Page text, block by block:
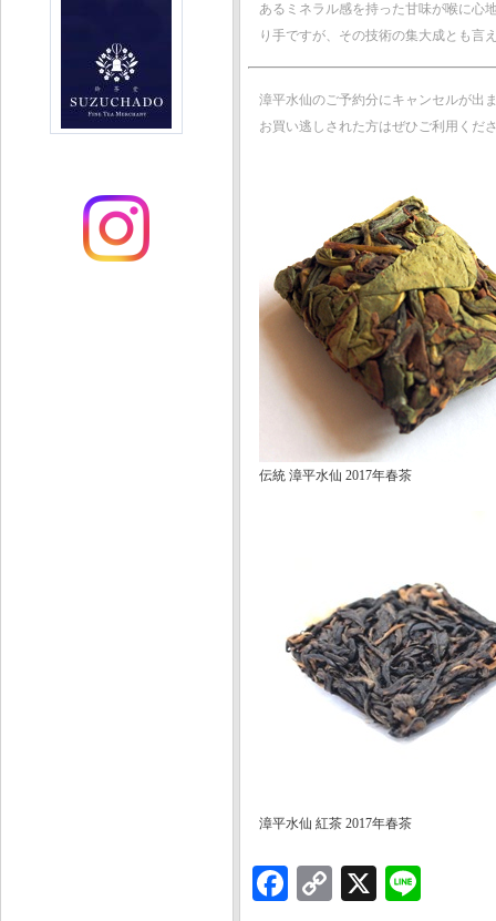
あるミネラル感を持った甘味が喉に心
り手ですが、その技術の集大成とも言
漳平水仙のご予約分にキャンセルが出
お買い逃しされた方はぜひご利用くだ
伝統 漳平水仙 2017年春茶
漳平水仙 紅茶 2017年春茶
Facebook
Copy
X